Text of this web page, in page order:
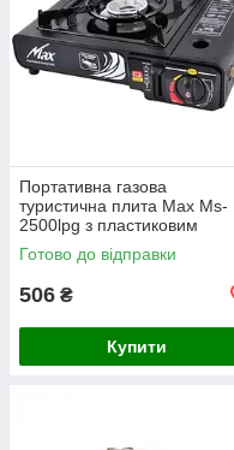
Портативна газова
туристична плита Max Ms-
2500lpg з пластиковим
кейсом + адаптер під балон
Готово до відправки
506 ₴
Купити